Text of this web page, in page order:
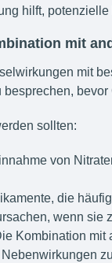
hilft,
mit
mit
besprechen,
sollten:
von
die
wenn sie
Kombination mit